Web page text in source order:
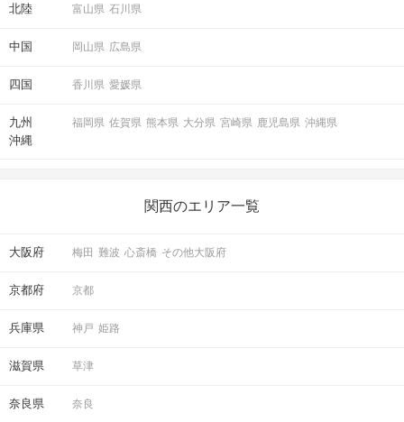
北陸 富山県 石川県
中国 岡山県 広島県
四国 香川県 愛媛県
九州
沖縄
福岡県 佐賀県 熊本県 大分県 宮崎県 鹿児島県 沖縄県
関西のエリア一覧
大阪府 梅田 難波 心斎橋 その他大阪府
京都府 京都
兵庫県 神戸 姫路
滋賀県 草津
奈良県 奈良